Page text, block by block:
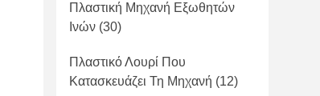
Πλαστική Μηχανή Εξωθητών
Ινών (30)
Πλαστικό Λουρί Που
Κατασκευάζει Τη Μηχανή (12)